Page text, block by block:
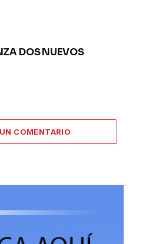
DOS NUEVOS
COMENTARIO